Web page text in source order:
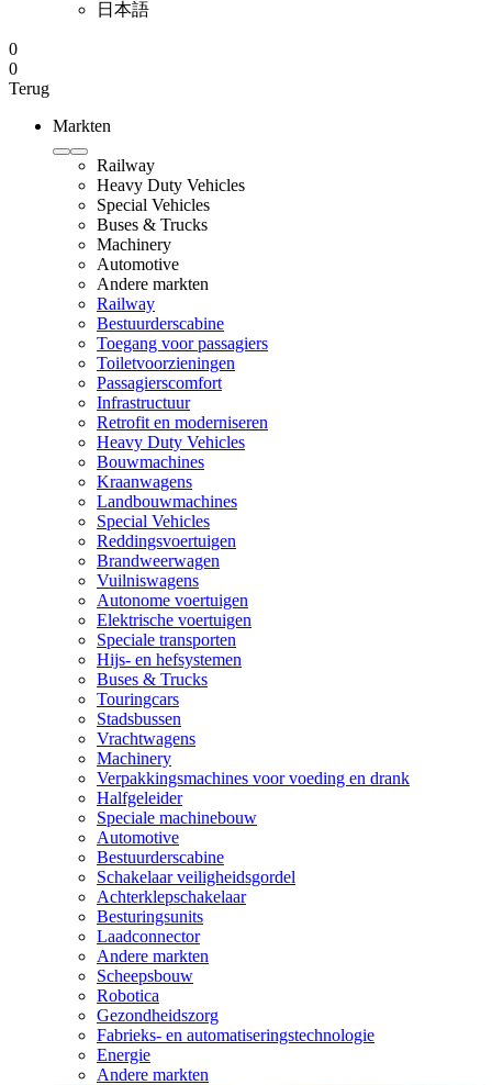
日本語
0
0
Terug
Markten
Railway
Heavy Duty Vehicles
Special Vehicles
Buses & Trucks
Machinery
Automotive
Andere markten
Railway
Bestuurderscabine
Toegang voor passagiers
Toiletvoorzieningen
Passagierscomfort
Infrastructuur
Retrofit en moderniseren
Heavy Duty Vehicles
Bouwmachines
Kraanwagens
Landbouwmachines
Special Vehicles
Reddingsvoertuigen
Brandweerwagen
Vuilniswagens
Autonome voertuigen
Elektrische voertuigen
Speciale transporten
Hijs- en hefsystemen
Buses & Trucks
Touringcars
Stadsbussen
Vrachtwagens
Machinery
Verpakkingsmachines voor voeding en drank
Halfgeleider
Speciale machinebouw
Automotive
Bestuurderscabine
Schakelaar veiligheidsgordel
Achterklepschakelaar
Besturingsunits
Laadconnector
Andere markten
Scheepsbouw
Robotica
Gezondheidszorg
Fabrieks- en automatiseringstechnologie
Energie
Andere markten